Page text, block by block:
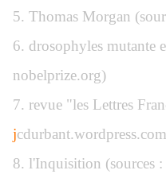
5. Thomas Morgan
6. drosophyles mutante
nobelprize.org)
7. revue "les Lettres
j
8. l'Inquisition (sources